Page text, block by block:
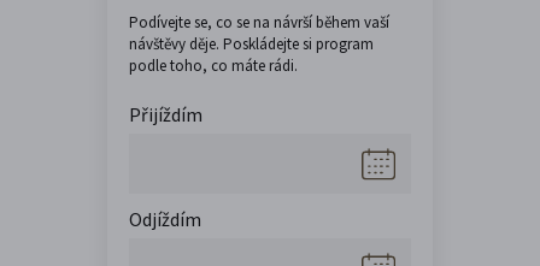
Podívejte se, co se na návrší během vaší
návštěvy děje. Poskládejte si program
podle toho, co máte rádi.
Přijíždím
Odjíždím